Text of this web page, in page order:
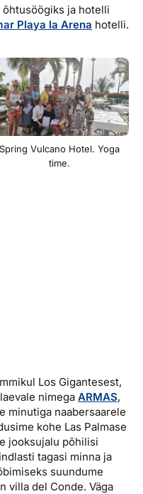
ja hotelli
Playa la Arena hotelli.
Spring Vulcano Hotel. Yoga
time.
Los Gigantesest,
nimega ARMAS,
minutiga naabersaarele
kohe Las Palmase
jooksujalu põhilisi
tagasi minna ja
suundume
villa del Conde. Väga